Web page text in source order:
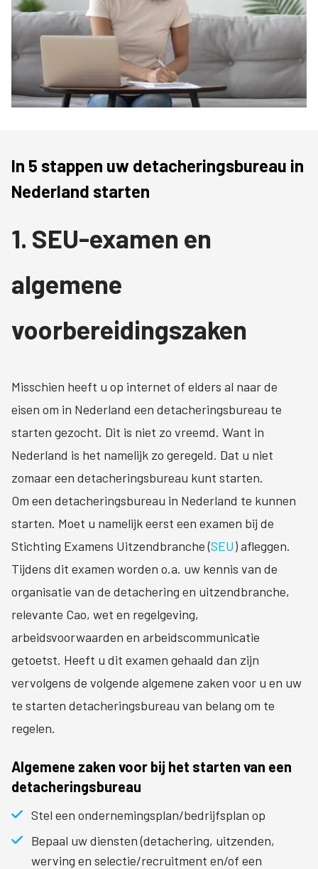
In 5 stappen uw detacheringsbureau in
Nederland starten
1. SEU-examen en
algemene
voorbereidingszaken
Misschien heeft u op internet of elders al naar de
eisen om in Nederland een detacheringsbureau te
starten gezocht. Dit is niet zo vreemd. Want in
Nederland is het namelijk zo geregeld. Dat u niet
zomaar een detacheringsbureau kunt starten.
Om een detacheringsbureau in Nederland te kunnen
starten. Moet u namelijk eerst een examen bij de
Stichting Examens Uitzendbranche (SEU) afleggen.
Tijdens dit examen worden o.a. uw kennis van de
organisatie van de detachering en uitzendbranche,
relevante Cao, wet en regelgeving,
arbeidsvoorwaarden en arbeidscommunicatie
getoetst. Heeft u dit examen gehaald dan zijn
vervolgens de volgende algemene zaken voor u en uw
te starten detacheringsbureau van belang om te
regelen.
Algemene zaken voor bij het starten van een
detacheringsbureau
Stel een ondernemingsplan/bedrijfsplan op
Bepaal uw diensten (detachering, uitzenden,
werving en selectie/recruitment en/of een